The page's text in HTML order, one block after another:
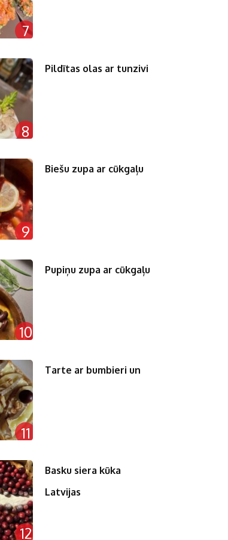
7
8
Pildītas olas ar tunzivi
9
Biešu zupa ar cūkgaļu
10
Pupiņu zupa ar cūkgaļu
11
Tarte ar bumbieri un
12
Basku siera kūka
Latvijas